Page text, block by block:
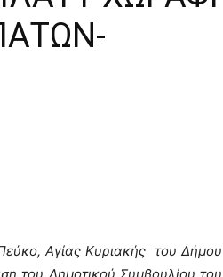
Αγίας Κυριακής του Δήμου